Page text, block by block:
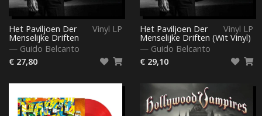
Vinyl LP
Het Paviljoen Der
Menselijke Driften
— Guido Belcanto
€ 27,80
Vinyl LP
Het Paviljoen Der
Menselijke Driften (Wit Vinyl)
— Guido Belcanto
€ 29,10